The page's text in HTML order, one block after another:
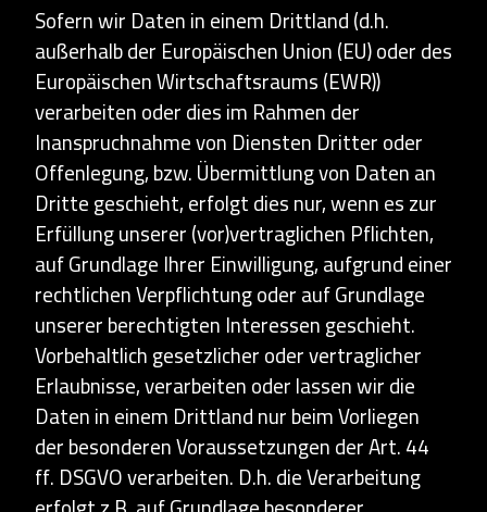
Sofern wir Daten in einem Drittland (d.h.
außerhalb der Europäischen Union (EU) oder des
Europäischen Wirtschaftsraums (EWR))
verarbeiten oder dies im Rahmen der
Inanspruchnahme von Diensten Dritter oder
Offenlegung, bzw. Übermittlung von Daten an
Dritte geschieht, erfolgt dies nur, wenn es zur
Erfüllung unserer (vor)vertraglichen Pflichten,
auf Grundlage Ihrer Einwilligung, aufgrund einer
rechtlichen Verpflichtung oder auf Grundlage
unserer berechtigten Interessen geschieht.
Vorbehaltlich gesetzlicher oder vertraglicher
Erlaubnisse, verarbeiten oder lassen wir die
Daten in einem Drittland nur beim Vorliegen
der besonderen Voraussetzungen der Art. 44
ff. DSGVO verarbeiten. D.h. die Verarbeitung